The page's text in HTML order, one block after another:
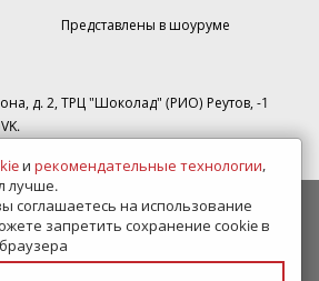
Представлены в шоуруме
д. 2, ТРЦ "Шоколад" (РИО) Реутов, -1
защищены
на то, что данный интернет-сайт носит
характер и ни при каких условиях
и цены, размещенные на сайте, не
определяемой положениями Статьи
и рекомендательные технологии,
лучше.
соглашаетесь на использование
запретить сохранение cookie в